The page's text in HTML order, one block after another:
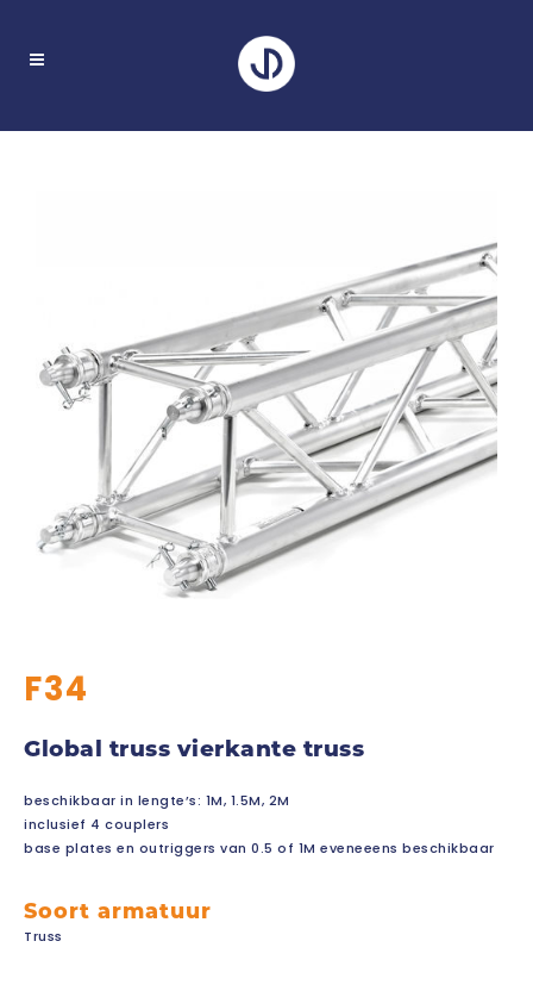
F34
Global truss vierkante truss
beschikbaar in lengte’s: 1M, 1.5M, 2M
inclusief 4 couplers
base plates en outriggers van 0.5 of 1M eveneeens beschikbaar
Soort armatuur
Truss